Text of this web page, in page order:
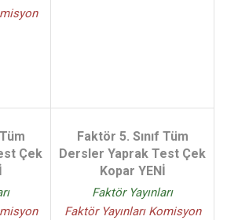
Çek
Faktör 5. Sınıf Tüm
Dersler Yaprak Test Çek
Kopar YENİ
Faktör Yayınları
Faktör Yayınları Komisyon